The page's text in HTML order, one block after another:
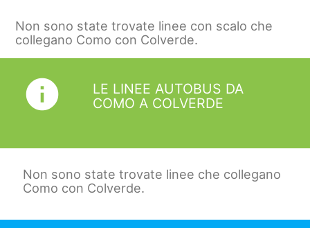
Non sono state trovate linee con scalo che
collegano Como con Colverde.
info
LE LINEE AUTOBUS DA
COMO A COLVERDE
Non sono state trovate linee che collegano
Como con Colverde.